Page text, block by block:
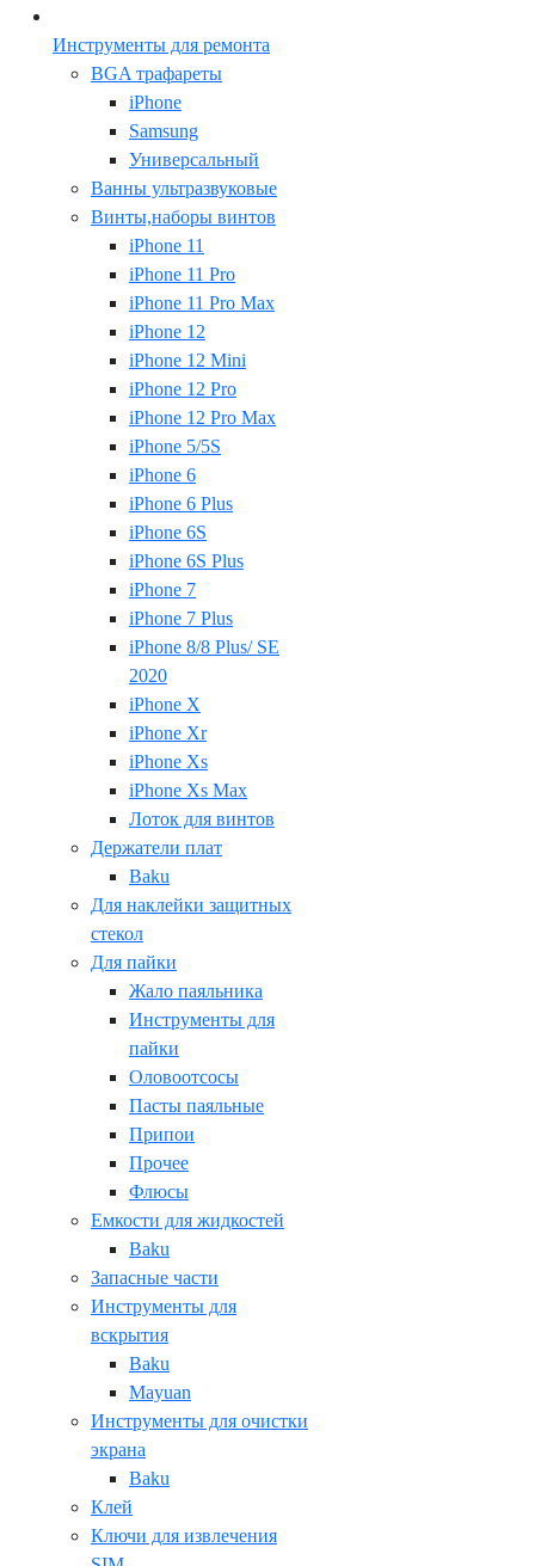
Инструменты для ремонта
BGA трафареты
iPhone
Samsung
Универсальный
Ванны ультразвуковые
Винты,наборы винтов
iPhone 11
iPhone 11 Pro
iPhone 11 Pro Max
iPhone 12
iPhone 12 Mini
iPhone 12 Pro
iPhone 12 Pro Max
iPhone 5/5S
iPhone 6
iPhone 6 Plus
iPhone 6S
iPhone 6S Plus
iPhone 7
iPhone 7 Plus
iPhone 8/8 Plus/ SE
2020
iPhone X
iPhone Xr
iPhone Xs
iPhone Xs Max
Лоток для винтов
Держатели плат
Baku
Для наклейки защитных
стекол
Для пайки
Жало паяльника
Инструменты для
пайки
Оловоотсосы
Пасты паяльные
Припои
Прочее
Флюсы
Емкости для жидкостей
Baku
Запасные части
Инструменты для
вскрытия
Baku
Mayuan
Инструменты для очистки
экрана
Baku
Клей
Ключи для извлечения